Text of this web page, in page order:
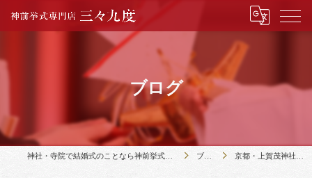
ブログ
神社・寺院で結婚式のことなら神前挙式専門店三々九度 ブログ 京都・上賀茂神社の結婚式